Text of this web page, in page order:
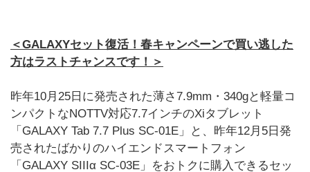
＜GALAXYセット復活！春キャンペーンで買い逃した
方はラストチャンスです！＞
昨年10月25日に発売された薄さ7.9mm・340gと軽量コ
ンパクトなNOTTV対応7.7インチのXiタブレット
「GALAXY Tab 7.7 Plus SC-01E」と、昨年12月5日発
売されたばかりのハイエンドスマートフォン
「GALAXY SIIIα SC-03E」をおトクに購入できるセッ